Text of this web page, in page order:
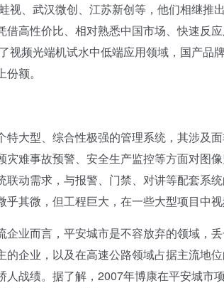
视、武汉微创、江苏新创等，他们相继推
高性价比、相对熟悉中国市场、快速反
视频光端机试水中低端应用领域，国产品
额。
大型、综合性极强的管理系统，其涉及
难事故预警、安全生产监控等方面对图
联动需求，与报警、门禁、对讲等配套系
其微，但工程巨大，在一些大型项目中
而言，平安城市是不容放弃的领域，丢
的企业，以及在高速公路领域占据主流地
战绩。据了解，2007年博康在平安城市